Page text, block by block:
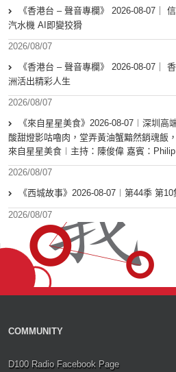
《香港台 – 聲音專欄》 2026-08-07｜
汽水機 AI即變狡猾
2026/08/07
《香港台 – 聲音專欄》 2026-08-07｜
洲活出精彩人生
2026/08/07
《來自星星美食》2026-08-07︱深圳高
酸甜燈影咕嚕肉，堂弄黃油蟹黯然銷魂飯
來自星星美食︱主持：陳俊偉 嘉賓：
2026/08/07
《西城故事》2026-08-07︱第44季 第
2026/08/07
COMMUNITY
D100 Radio Facebook Page